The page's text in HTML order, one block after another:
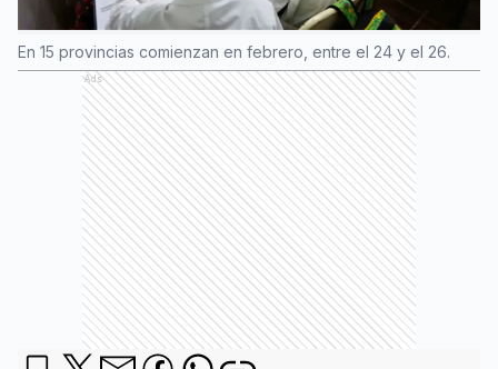
En 15 provincias comienzan en febrero, entre el 24 y el 26.
Ads